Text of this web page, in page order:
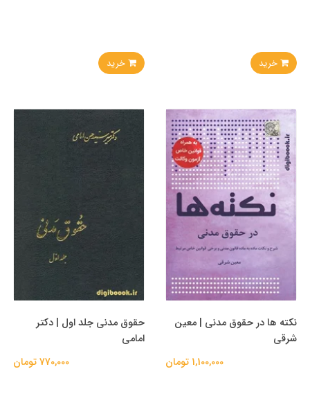
خرید خرید
نکته ها در حقوق مدنی | معین
شرقی
1,100,000 تومان
حقوق مدنی جلد اول | دکتر
امامی
770,000 تومان